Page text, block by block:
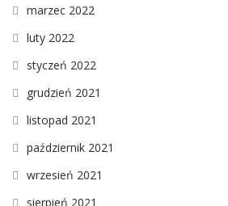
marzec 2022
luty 2022
styczeń 2022
grudzień 2021
listopad 2021
październik 2021
wrzesień 2021
sierpień 2021